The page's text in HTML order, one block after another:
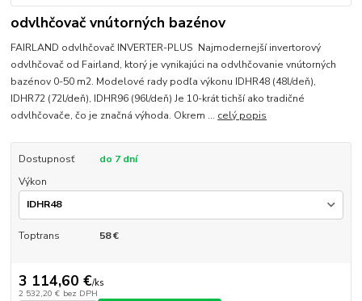
odvlhčovač vnútorných bazénov
FAIRLAND odvlhčovač INVERTER-PLUS Najmodernejší invertorový
odvlhčovač od Fairland, ktorý je vynikajúci na odvlhčovanie vnútorných
bazénov 0-50 m2. Modelové rady podľa výkonu IDHR48 (48l/deň),
IDHR72 (72l/deň), IDHR96 (96l/deň) Je 10-krát tichší ako tradičné
odvlhčovače, čo je značná výhoda. Okrem ... celý popis
Dostupnosť
do 7 dní
Výkon
Toptrans 58 €
3 114,60 €/ks
2 532,20 € bez DPH